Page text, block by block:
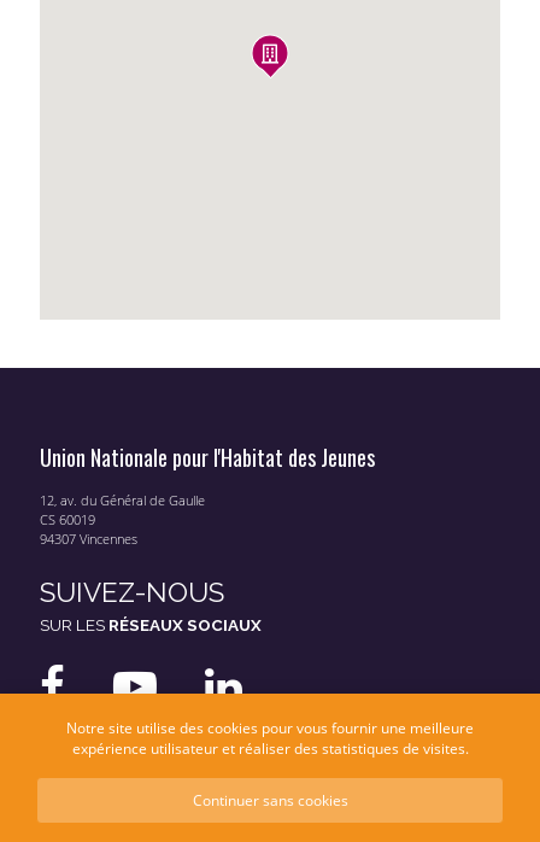
Union Nationale pour l'Habitat des Jeunes
12, av. du Général de Gaulle
CS 60019
94307 Vincennes
SUIVEZ-NOUS
SUR LES RÉSEAUX SOCIAUX
Mentions légales
Notre site utilise des cookies pour vous fournir une meilleure
expérience utilisateur et réaliser des statistiques de visites.
Continuer sans cookies